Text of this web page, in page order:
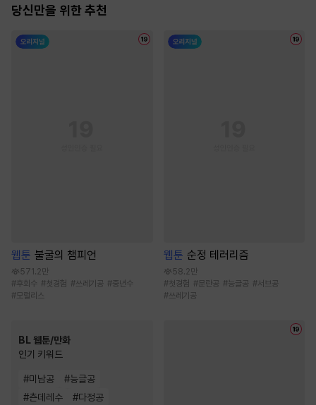
변했습니다 [단행
당신만을 위한 추천
웹툰 불굴의 챔피언
571.2만
#후회수 #첫경험 #쓰레기공 #중년수
#모럴리스
BL 웹툰/만화
인기 키워드
#미남공 #능글공
#츤데레수 #다정공
웹툰 순정 테러리즘
58.2만
#첫경험 #문란공 #능글공 #서브공
#쓰레기공